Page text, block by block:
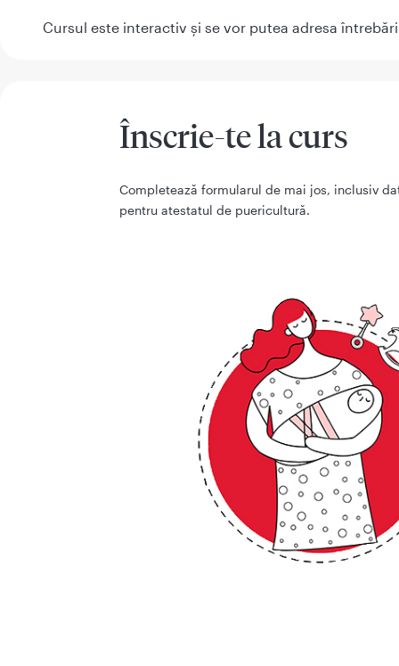
Cursul este interactiv și se vor putea adresa
Înscrie-te la curs
Completează formularul de mai jos, inclusiv
pentru atestatul de puericultură.